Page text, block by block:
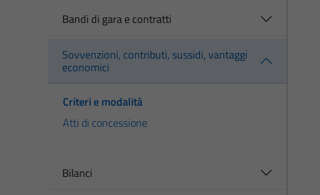
Bandi di gara e contratti
Sovvenzioni, contributi, sussidi, vantaggi
economici
Criteri e modalità
Atti di concessione
Bilanci